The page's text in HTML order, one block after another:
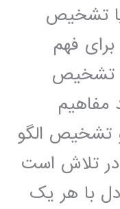
تشخیص
فهم
تشخیص
مفاهیم
تشخیص الگو
در تلاش است
با هر یک